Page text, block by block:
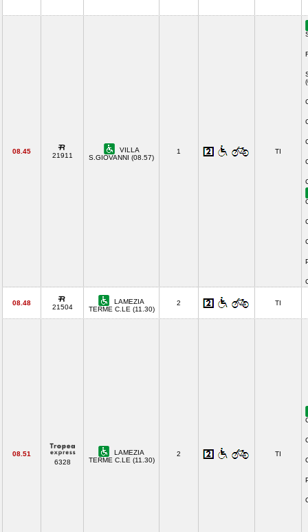
08.45
21911
VILLA
S.GIOVANNI (08.57)
1 TI
08.48
21504
LAMEZIA
TERME C.LE (11.30)
2 TI
08.51
6328
LAMEZIA
TERME C.LE (11.30)
2 TI